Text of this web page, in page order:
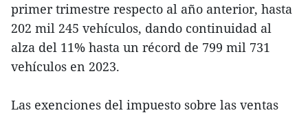
primer trimestre respecto al año anterior, hasta
202 mil 245 vehículos, dando continuidad al
alza del 11% hasta un récord de 799 mil 731
vehículos en 2023.
Las exenciones del impuesto sobre las ventas